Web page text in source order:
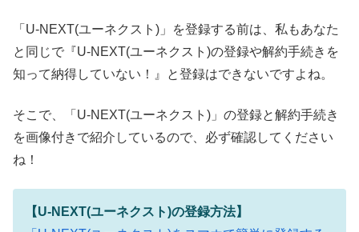
「U-NEXT(ユーネクスト)」を登録する前は、私もあなた
と同じで『U-NEXT(ユーネクスト)の登録や解約手続きを
知って納得していない！』と登録はできないですよね。
そこで、「U-NEXT(ユーネクスト)」の登録と解約手続き
を画像付きで紹介しているので、必ず確認してください
ね！
【U-NEXT(ユーネクスト)の登録方法】